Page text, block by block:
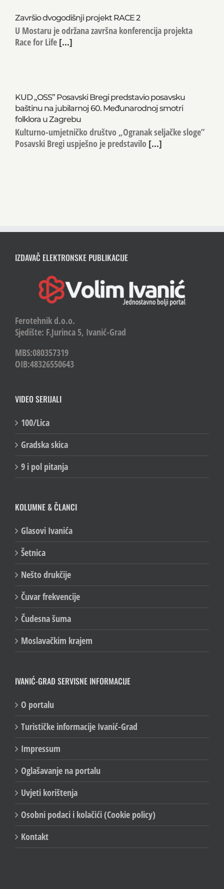
Završio dvogodišnji projekt RACE 2
U Mostaru je održana završna konferencija projekta
Race for Life [...]
KUD „OSS” Posavski Bregi predstavio posavsku
baštinu na jubilarnoj 60. Međunarodnoj smotri
folklora u Zagrebu
Kulturno-umjetničko društvo „Ogranak seljačke sloge”
Posavski Bregi uspješno je predstavilo [...]
IZDAVAČ ELEKTRONSKE PUBLIKACIJE
Ferotehnik d.o.o.
Sjedište: F.Jurinca 5, Ivanić-Grad
MBS:080357319
OIB:48326550643
VIDEO SERIJALI
100/Lica
Gradska skica
9 i pol pitanja
KOLUMNE & ČLANCI
Glasovi Ivanića
Šetnica
Nešto drukčije
Čuvar frekvencije
Čudesna šuma
Moslavačkim krajem
IVANIĆ-GRAD SERVISNE INFORMACIJE
O portalu
Turističke informacije Ivanić-Grad
Impressum
Oglašavanje na portalu
Uvjeti korištenja
Osobni podaci i kolačići (Cookie policy)
Kontakt